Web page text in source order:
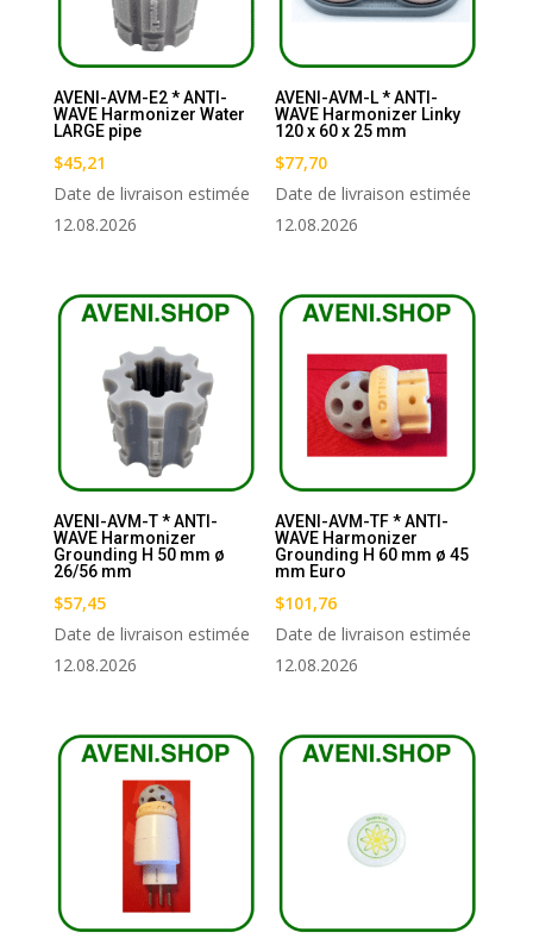
AVENI-AVM-E2 * ANTI-
WAVE Harmonizer Water
LARGE pipe
$45,21
Date de livraison estimée
12.08.2026
AVENI-AVM-L * ANTI-
WAVE Harmonizer Linky
120 x 60 x 25 mm
$77,70
Date de livraison estimée
12.08.2026
AVENI-AVM-T * ANTI-
WAVE Harmonizer
Grounding H 50 mm ø
26/56 mm
$57,45
Date de livraison estimée
12.08.2026
AVENI-AVM-TF * ANTI-
WAVE Harmonizer
Grounding H 60 mm ø 45
mm Euro
$101,76
Date de livraison estimée
12.08.2026